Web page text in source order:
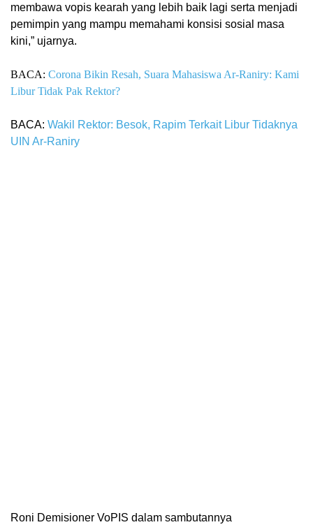
membawa vopis kearah yang lebih baik lagi serta menjadi
pemimpin yang mampu memahami konsisi sosial masa
kini,” ujarnya.
BACA: Corona Bikin Resah, Suara Mahasiswa Ar-Raniry: Kami
Libur Tidak Pak Rektor?
BACA: Wakil Rektor: Besok, Rapim Terkait Libur Tidaknya
UIN Ar-Raniry
Roni Demisioner VoPIS dalam sambutannya